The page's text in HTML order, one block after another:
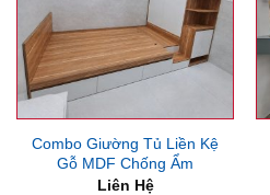
Combo Giường Tủ Liền Kệ
Gỗ MDF Chống Ẩm
Liên Hệ